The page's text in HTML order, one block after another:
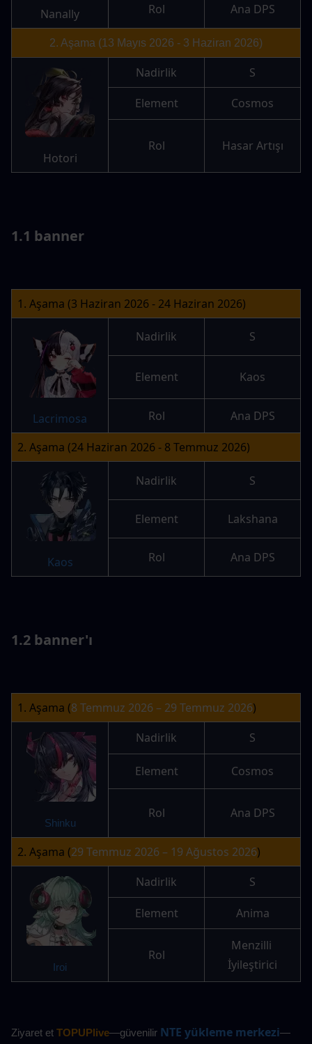
Nanally Rol Ana DPS
2. Aşama (13 Mayıs 2026 - 3 Haziran 2026)
Hotori
Nadirlik
S
Element
Cosmos
Rol Hasar Artışı
1.1 banner
1. Aşama (3 Haziran 2026 - 24 Haziran 2026)
Lacrimosa
Nadirlik S
Element Kaos
Rol Ana DPS
2. Aşama (24 Haziran 2026 - 8 Temmuz 2026)
Kaos
Nadirlik S
Element Lakshana
Rol Ana DPS
1.2 banner'ı
1. Aşama (8 Temmuz 2026 – 29 Temmuz 2026)
Shinku
Nadirlik S
Element Cosmos
Rol Ana DPS
2. Aşama (29 Temmuz 2026 – 19 Ağustos 2026)
Iroi
Nadirlik S
Element Anima
Rol
Menzilli
İyileştirici
Ziyaret et TOPUPlive—güvenilir NTE yükleme merkezi—